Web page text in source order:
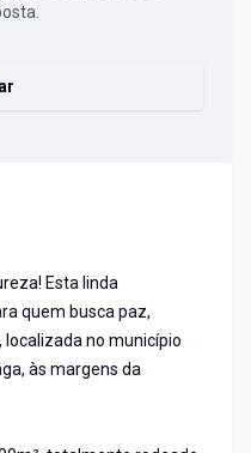
Esta linda
quem busca paz,
localizada no município
às margens da